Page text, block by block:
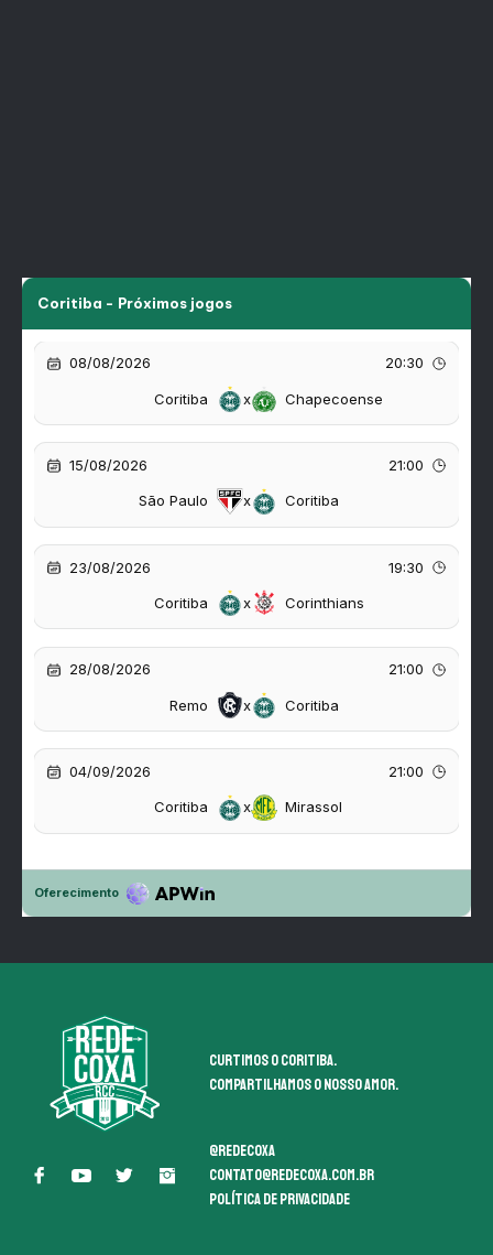
Curtimos o coritiba.
Compartilhamos o nosso amor.
@redecoxa
contato@redecoxa.com.br
Política de Privacidade